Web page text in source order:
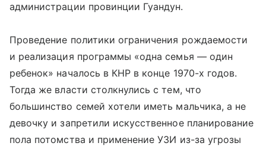
администрации провинции Гуандун.
Проведение политики ограничения рождаемости
и реализация программы «одна семья — один
ребенок» началось в КНР в конце 1970-х годов.
Тогда же власти столкнулись с тем, что
большинство семей хотели иметь мальчика, а не
девочку и запретили искусственное планирование
пола потомства и применение УЗИ из-за угрозы